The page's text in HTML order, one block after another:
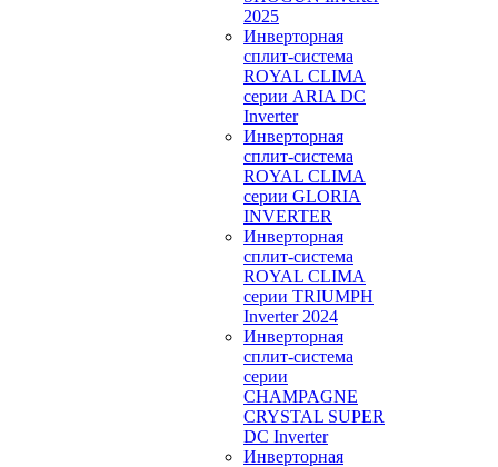
2025
Инверторная
сплит-система
ROYAL CLIMA
серии ARIA DC
Inverter
Инверторная
сплит-система
ROYAL CLIMA
серии GLORIA
INVERTER
Инверторная
сплит-система
ROYAL CLIMA
серии TRIUMPH
Inverter 2024
Инверторная
сплит-система
серии
CHAMPAGNE
CRYSTAL SUPER
DC Inverter
Инверторная